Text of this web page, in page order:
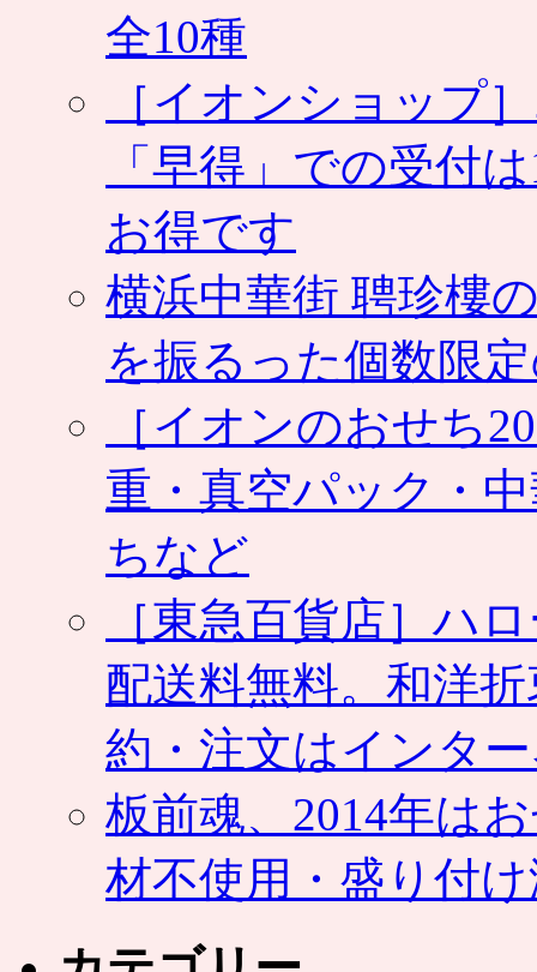
全10種
［イオンショップ
「早得」での受付
お得です
横浜中華街 聘珍樓
を振るった個数限
［イオンのおせち
重・真空パック・
ちなど
［東急百貨店］ハ
配送料無料。和洋
約・注文はインタ
板前魂、2014年は
材不使用・盛り付